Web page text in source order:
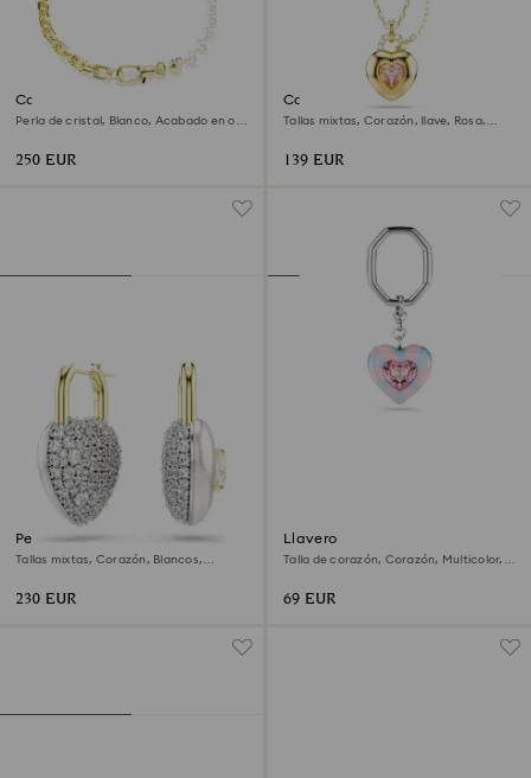
Collar Idyllia
Perla de cristal, Blanco, Acabado en oro
250 EUR
Colgante Idyllia
Tallas mixtas, Corazón, llave, Rosa,
139 EUR
Pendientes Idyllia
Tallas mixtas, Corazón, Blancos,
230 EUR
Llavero
Talla de corazón, Corazón, Multicolor,
69 EUR